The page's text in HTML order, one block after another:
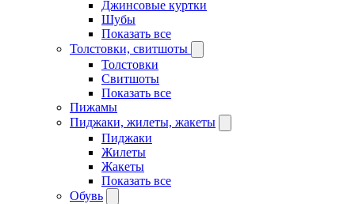
Джинсовые куртки
Шубы
Показать все
Толстовки, свитшоты
Толстовки
Свитшоты
Показать все
Пижамы
Пиджаки, жилеты, жакеты
Пиджаки
Жилеты
Жакеты
Показать все
Обувь